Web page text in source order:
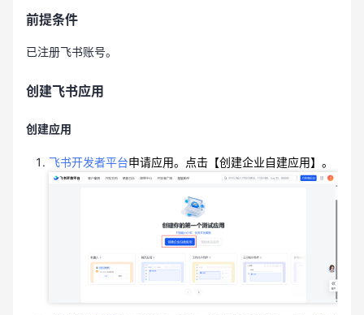
前提条件
已注册飞书账号。
创建飞书应用
创建应用
飞书开发者平台申请应用。点击【创建企业自建应用】。